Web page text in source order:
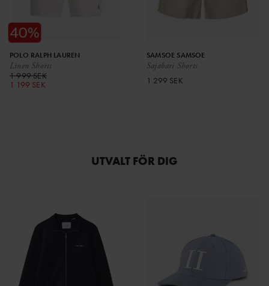
Linen Shorts
POLO RALPH LAUREN
1 999 SEK
1 199 SEK
Sajabari Shorts
SAMSOE SAMSOE
1 299 SEK
UTVALT FÖR DIG